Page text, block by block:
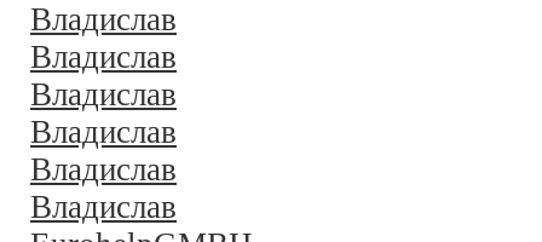
Владислав
Владислав
Владислав
Владислав
Владислав
Владислав